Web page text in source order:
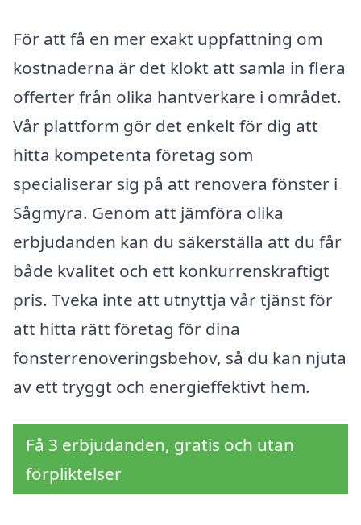
För att få en mer exakt uppfattning om
kostnaderna är det klokt att samla in flera
offerter från olika hantverkare i området.
Vår plattform gör det enkelt för dig att
hitta kompetenta företag som
specialiserar sig på att renovera fönster i
Sågmyra. Genom att jämföra olika
erbjudanden kan du säkerställa att du får
både kvalitet och ett konkurrenskraftigt
pris. Tveka inte att utnyttja vår tjänst för
att hitta rätt företag för dina
fönsterrenoveringsbehov, så du kan njuta
av ett tryggt och energieffektivt hem.
Få 3 erbjudanden, gratis och utan
förpliktelser